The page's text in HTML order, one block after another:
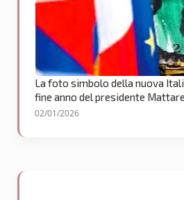
La foto simbolo della nuova
fine anno del presidente
02/01/2026